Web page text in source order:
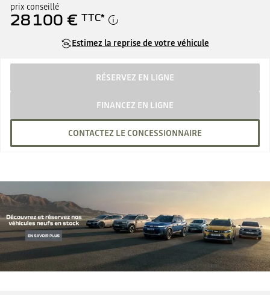
prix conseillé
28 100 € TTC*
Estimez la reprise de votre véhicule
RÉSERVEZ EN LIGNE
FINANCEZ EN LIGNE
CONTACTEZ LE CONCESSIONNAIRE